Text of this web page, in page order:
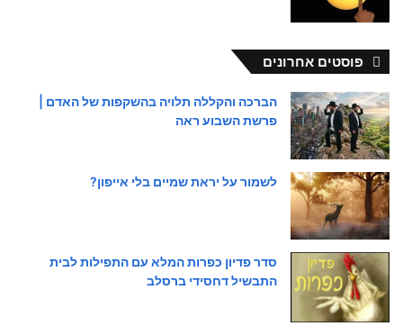
פוסטים אחרונים
הברכה והקללה תלויה בהשקפות של האדם |
פרשת השבוע ראה
לשמור על יראת שמיים בלי אייפון?
סדר פדיון כפרות המלא עם התפילות לבית
התבשיל דחסידי ברסלב